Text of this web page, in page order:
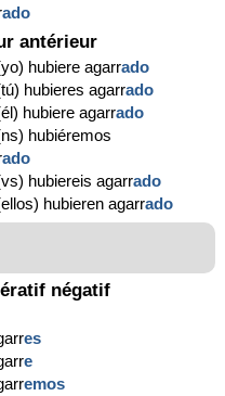
ado
antérieur
hubiere agarrado
hubieres agarrado
hubiere agarrado
hubiéremos
ado
hubiereis agarrado
hubieren agarrado
négatif
es
e
emos